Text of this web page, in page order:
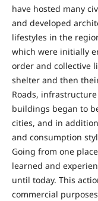
have hosted many
and developed
lifestyles in the
which were initially
order and collective
shelter and then
Roads,
buildings began to
cities, and in
and consumption
Going from one
learned and
until today. This
commercial